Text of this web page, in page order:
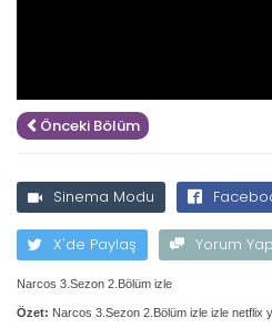
Önceki Bölüm
Sinema Modu
X'de Paylaş Yorum Yap
Narcos 3.Sezon 2.Bölüm izle
Özet: Narcos 3.Sezon 2.Bölüm izle izle netflix